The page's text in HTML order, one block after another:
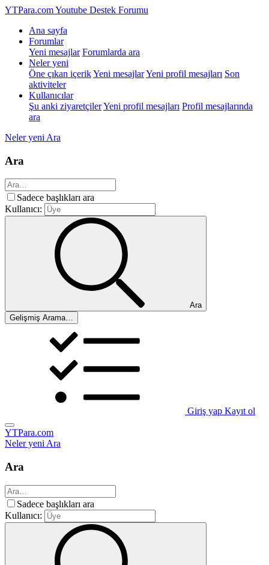
YTPara.comYoutube Destek Forumu
Ana sayfa
Forumlar
Yeni mesajlar Forumlarda ara
Neler yeni
Öne çıkan içerikYeni mesajlarYeni profil mesajları Son
aktiviteler
Kullanıcılar
Şu anki ziyaretçilerYeni profil mesajları Profil mesajlarında
ara
Neler yeni Ara
Ara
Sadece başlıkları ara
Kullanıcı:
Ara
Gelişmiş Arama…
Giriş yap Kayıt ol
YTPara.com
Neler yeniAra
Ara
Sadece başlıkları ara
Kullanıcı: